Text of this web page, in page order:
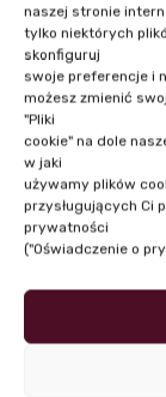
naszej stronie
tylko niektórych
skonfiguruj
swoje preferencje i
możesz zmienić
"Pliki
cookie" na dole
w jaki
używamy plików
przysługujących Ci
prywatności
("Oświadczenie o
It is a long
distracted by
looking at its
is that it has a
letters, as
here', making it
Many desktop
editors now
web sites